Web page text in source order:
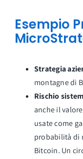
Esempio
Strategia
montagne di
Rischio
anche il
usate come
probabilità di
Bitcoin. Un